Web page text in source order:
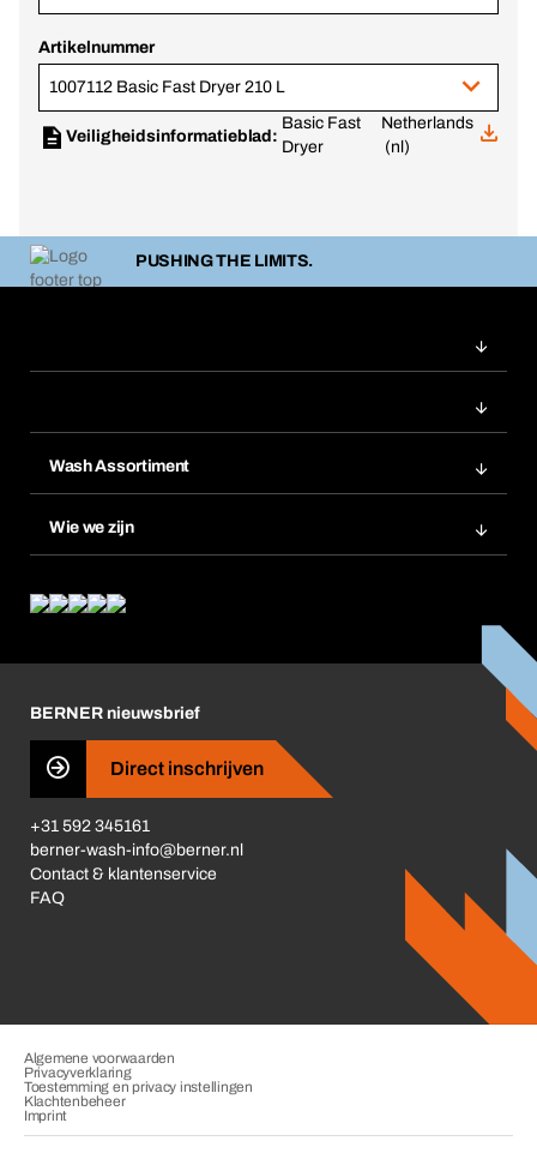
Artikelnummer
1007112 Basic Fast Dryer 210 L
Veiligheidsinformatieblad:
Basic Fast
Dryer
Netherlands
(nl)
PUSHING THE LIMITS.
Wash Assortiment
Wie we zijn
Wat ons drijft
Business Conduct
BERNER nieuwsbrief
Direct inschrijven
+31 592 345161
berner-wash-info@berner.nl
Contact & klantenservice
FAQ
Algemene voorwaarden
Privacyverklaring
Toestemming en privacy instellingen
Klachtenbeheer
Imprint